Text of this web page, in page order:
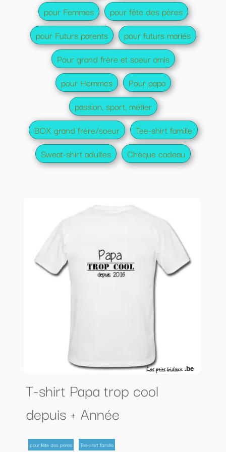
pour Femmes
pour fête des pères
pour Futurs parents
pour futurs mariés
Pour grand frère et soeur amis
pour Hommes
Pour papa
passion, sport, métier
BOX grand frère/soeur
Tee-shirt famille
Sweat-shirt adultes
Chèque cadeau
T-shirt Papa trop cool
depuis + Année
pour fête des pères Tee-shirt famille